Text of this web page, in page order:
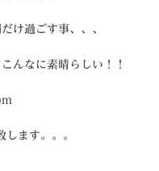
け過ごす事、、、
んなに素晴らしい！！
ます。。。